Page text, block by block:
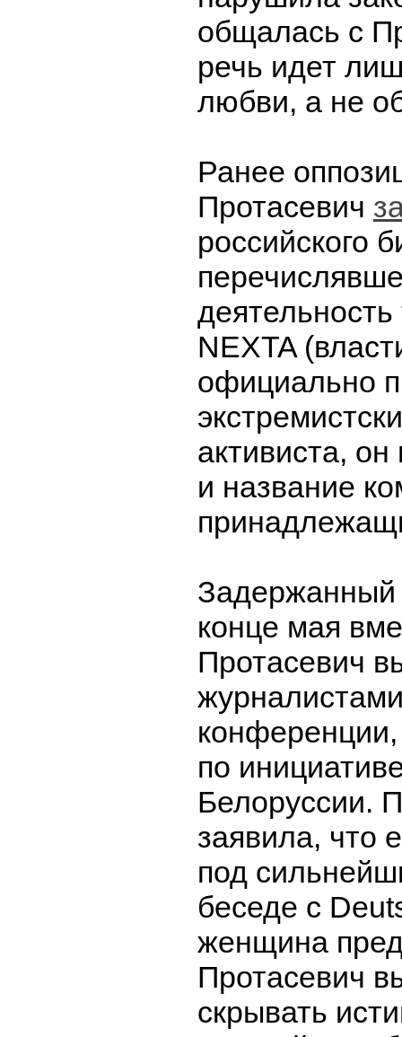
общалась с
речь идет
любви, а не
Ранее
Протасевич
российского
NEXTA
официально
активиста,
и название
Задержанный
конце мая
Протасевич
по
Белоруссии.
заявила, что
под
беседе с
женщина
Протасевич
скрывать